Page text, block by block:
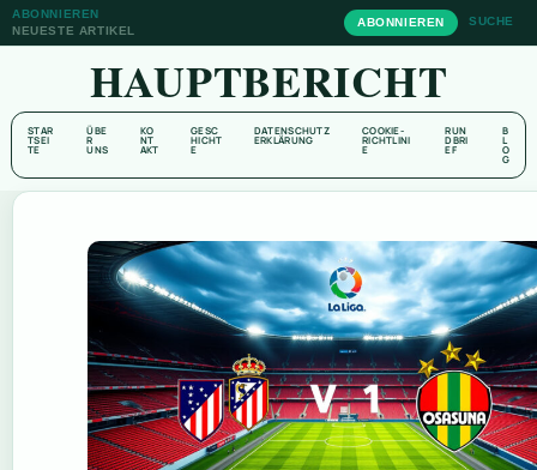
ABONNIEREN
NEUESTE ARTIKEL
ABONNIEREN SUCHE
HAUPTBERICHT
STAR
TSEI
TE
ÜBE
R
UNS
KO
NT
AKT
GESC
HICHT
E
DATENSCHUTZ
ERKLÄRUNG
COOKIE-
RICHTLINI
E
RUN
DBRI
EF
B
L
O
G